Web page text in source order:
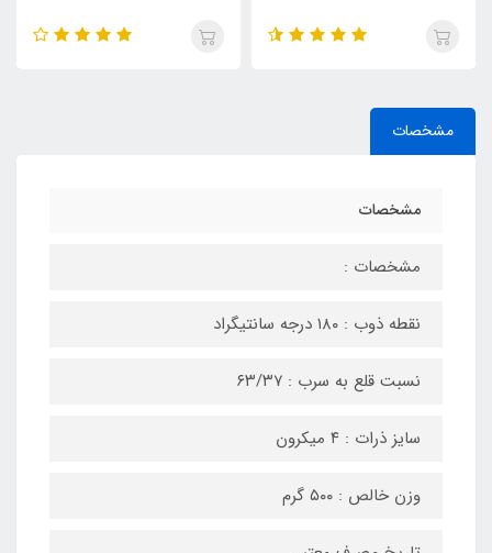
مشخصات
مشخصات
مشخصات :
نقطه ذوب : ۱۸۰ درجه سانتیگراد
نسبت قلع به سرب : ۶۳/۳۷
سایز ذرات : ۴ میکرون
وزن خالص : ۵۰۰ گرم